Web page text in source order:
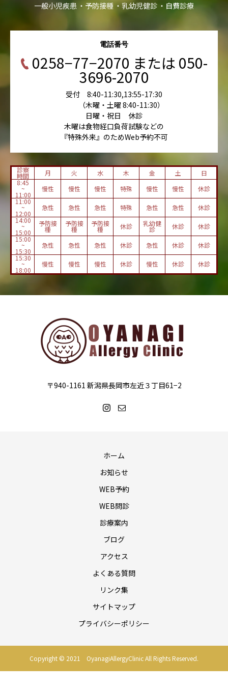
一般小児疾患
予防接種 乳幼児健診 自費診療
電話番号
0258−77−2070 または 050-
3696-2070
受付 8:40-11:30,13:55-17:30
（木曜・土曜 8:40-11:30）
日曜・祝日 休診
木曜は食物経口負荷試験などの
『特殊外来』のためWeb予約不可
診察
時間 月 火 水 木 金 土
日
8:45
~
11:00
慢性 慢性 慢性 特殊 慢性 慢性
休診
11:00
~
12:00
急性 急性 急性 特殊 急性 急性
休診
14:00
~
15:00
予防接
種
予防接
種
予防接
種 休診 乳幼健
診 休診
休診
15:00
~
15:30
急性 急性 急性 休診 急性 休診
休診
15:30
~
18:00
慢性 慢性 慢性 休診 慢性 休診 休診
〒940-1161 新潟県長岡市左近３丁目61−2
ホーム
お知らせ
WEB予約
WEB問診
診療案内
ブログ
アクセス
よくある質問
リンク集
サイトマップ
プライバシーポリシー
Copyright © 2021 OyanagiAllergyClinic All Rights Reserved.